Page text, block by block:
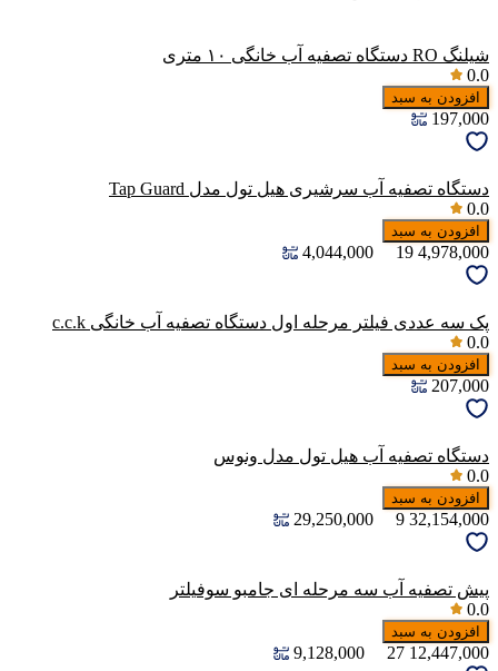
شیلنگ RO دستگاه تصفیه آب خانگی ۱۰ متری
0.0
افزودن به سبد
197,000
دستگاه تصفیه آب سرشیری هیل تول مدل Tap Guard
0.0
افزودن به سبد
4,978,000
19
4,044,000
پک سه عددی فیلتر مرحله اول دستگاه تصفیه آب خانگی c.c.k
0.0
افزودن به سبد
207,000
دستگاه تصفیه آب هیل تول مدل ونوس
0.0
افزودن به سبد
32,154,000
9
29,250,000
پیش تصفیه آب سه مرحله ای جامبو سوفیلتر
0.0
افزودن به سبد
12,447,000
27
9,128,000